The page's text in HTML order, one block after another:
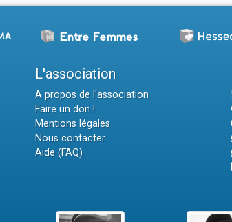
L'association
A propos de l'association
Faire un don !
Mentions légales
Nous contacter
Aide (FAQ)